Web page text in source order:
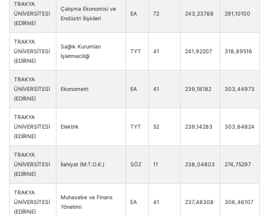
TRAKYA
ÜNİVERSİTESİ
(EDİRNE)
Çalışma Ekonomisi ve
Endüstri İlişkileri
EA 72 243,23768 291,10100
TRAKYA
ÜNİVERSİTESİ
(EDİRNE)
Sağlık Kurumları
İşletmeciliği
TYT 41 241,92207 318,89516
TRAKYA
ÜNİVERSİTESİ
(EDİRNE)
Ekonometri EA 41 239,18182 303,44973
TRAKYA
ÜNİVERSİTESİ
(EDİRNE)
Elektrik TYT 52 239,14283 303,64824
TRAKYA
ÜNİVERSİTESİ
(EDİRNE)
İlahiyat (M.T.O.K.) SÖZ 11 238,04803 274,75297
TRAKYA
ÜNİVERSİTESİ
(EDİRNE)
Muhasebe ve Finans
Yönetimi
EA 41 237,48308 306,46107